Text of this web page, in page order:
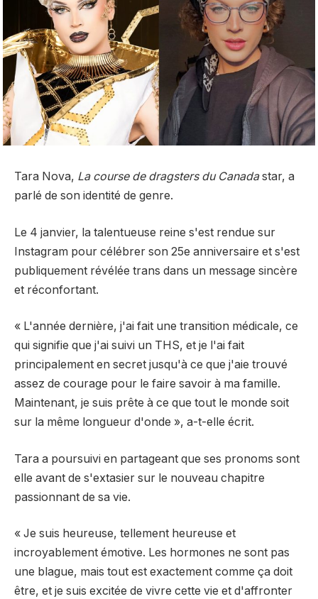
Tara Nova, La course de dragsters du Canadastar, a
parlé de son identité de genre.
Le 4 janvier, la talentueuse reine s'est rendue sur
Instagram pour célébrer son 25e anniversaire et s'est
publiquement révélée trans dans un message sincère
et réconfortant.
« L'année dernière, j'ai fait une transition médicale, ce
qui signifie que j'ai suivi un THS, et je l'ai fait
principalement en secret jusqu'à ce que j'aie trouvé
assez de courage pour le faire savoir à ma famille.
Maintenant, je suis prête à ce que tout le monde soit
sur la même longueur d'onde », a-t-elle écrit.
Tara a poursuivi en partageant que ses pronoms sont
elle avant de s'extasier sur le nouveau chapitre
passionnant de sa vie.
« Je suis heureuse, tellement heureuse et
incroyablement émotive. Les hormones ne sont pas
une blague, mais tout est exactement comme ça doit
être, et je suis excitée de vivre cette vie et d'affronter